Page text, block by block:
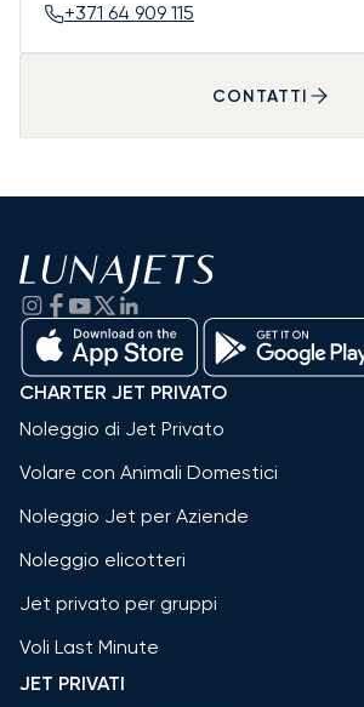
+371 64 909 115
CONTATTI
CHARTER JET PRIVATO
Noleggio di Jet Privato
Volare con Animali Domestici
Noleggio Jet per Aziende
Noleggio elicotteri
Jet privato per gruppi
Voli Last Minute
JET PRIVATI